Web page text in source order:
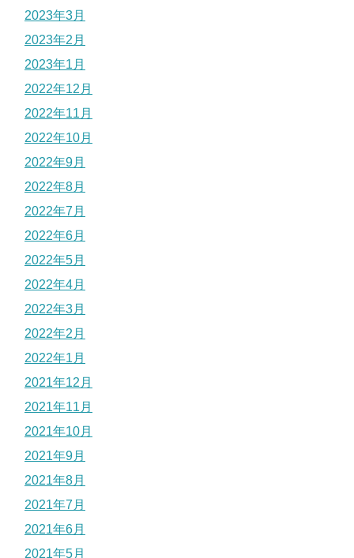
2023年3月
2023年2月
2023年1月
2022年12月
2022年11月
2022年10月
2022年9月
2022年8月
2022年7月
2022年6月
2022年5月
2022年4月
2022年3月
2022年2月
2022年1月
2021年12月
2021年11月
2021年10月
2021年9月
2021年8月
2021年7月
2021年6月
2021年5月